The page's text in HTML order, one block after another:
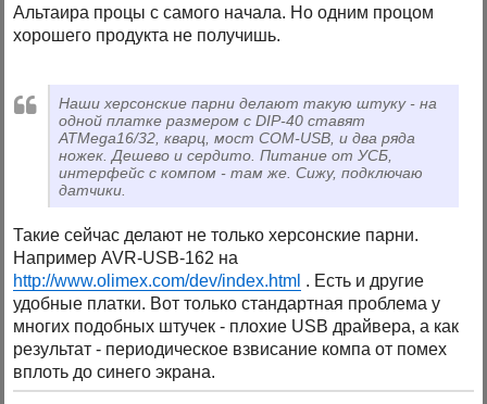
Альтаира процы с самого начала. Но одним процом
хорошего продукта не получишь.
Наши херсонские парни делают такую штуку - на
одной платке размером с DIP-40 ставят
ATMega16/32, кварц, мост COM-USB, и два ряда
ножек. Дешево и сердито. Питание от УСБ,
интерфейс с компом - там же. Сижу, подключаю
датчики.
Такие сейчас делают не только херсонские парни.
Например AVR-USB-162 на
http://www.olimex.com/dev/index.html . Есть и другие
удобные платки. Вот только стандартная проблема у
многих подобных штучек - плохие USB драйвера, а как
результат - периодическое взвисание компа от помех
вплоть до синего экрана.